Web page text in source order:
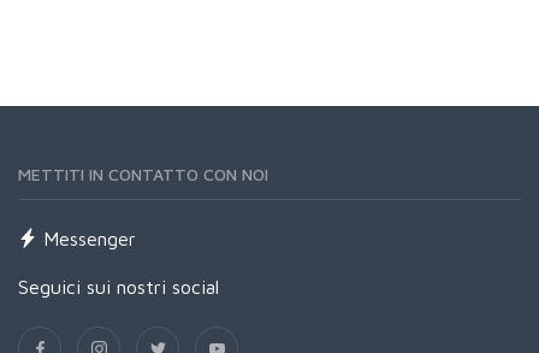
METTITI IN CONTATTO CON NOI
Messenger
Seguici sui nostri social